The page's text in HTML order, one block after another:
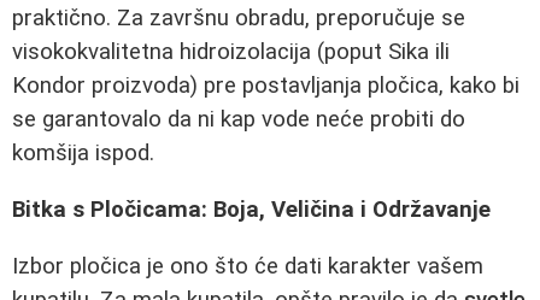
praktično. Za završnu obradu, preporučuje se
visokokvalitetna hidroizolacija (poput Sika ili
Kondor proizvoda) pre postavljanja pločica, kako bi
se garantovalo da ni kap vode neće probiti do
komšija ispod.
Bitka s Pločicama: Boja, Veličina i Održavanje
Izbor pločica je ono što će dati karakter vašem